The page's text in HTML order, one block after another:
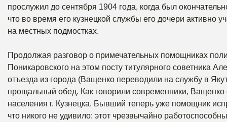
прослужил до сентября 1904 года, когда был
что во время его кузнецкой службы его дочери активно
на местных подмостках.
Продолжая разговор о примечательных помощниках
Поникаровского на этом посту титулярного советника
отъезда из города (Ващенко переводили на службу в
прощальный обед. Как говорили современники,
населения г. Кузнецка. Бывший теперь уже помощник
что никого не удивило: этот чрезвычайно